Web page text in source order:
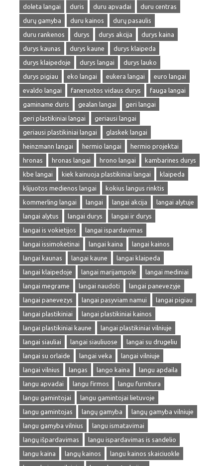
doleta langai
duris duru apvadai
duru centras
durų gamyba
duru kainos
durų pasaulis
duru rankenos
durys durys akcija
durys kaina
durys kaunas
durys kaune
durys klaipeda
durys klaipedoje
durys langai
durys lauko
durys pigiau
eko langai eukera langai
euro langai
evaldo langai
faneruotos vidaus durys
fauga langai
gaminame duris
gealan langai
geri langai
geri plastikiniai langai
geriausi langai
geriausi plastikiniai langai
glaskek langai
heinzmann langai
hermio langai
hermio projektai
hronas
hronas langai hrono langai
kambarines durys
kbe langai
kiek kainuoja plastikiniai langai
klaipeda
klijuotos medienos langai
kokius langus rinktis
kommerling langai
langai langai akcija
langai alytuje
langai alytus
langai durys
langai ir durys
langai is vokietijos
langai ispardavimas
langai issimoketinai
langai kaina
langai kainos
langai kaunas
langai kaune
langai klaipeda
langai klaipedoje
langai marijampole
langai mediniai
langai megrame
langai naudoti
langai panevezyje
langai panevezys
langai pasyviam namui
langai pigiau
langai plastikiniai
langai plastikiniai kainos
langai plastikiniai kaune
langai plastikiniai vilniuje
langai siauliai
langai siauliuose
langai su drugeliu
langai su orlaide
langai veka
langai vilniuje
langai vilnius
langas lango kaina
langu apdaila
langu apvadai
langu firmos
langu furnitura
langu gamintojai
langu gamintojai lietuvoje
langu gamintojas
langų gamyba
langų gamyba vilniuje
langu gamyba vilnius
langu ismatavimai
langų išpardavimas
langu ispardavimas is sandelio
langu kaina
langų kainos
langu kainos skaiciuokle